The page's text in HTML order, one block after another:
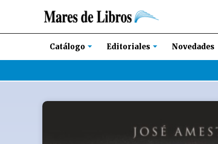
Catálogo Editoriales Novedades